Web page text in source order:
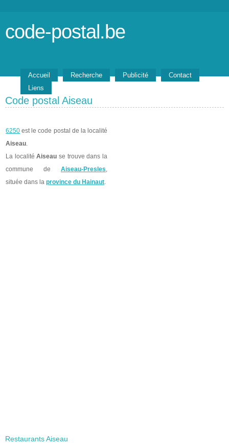
code-postal.be
Accueil Recherche Publicité
Contact
Liens
Code postal Aiseau
6250 est le code postal de la localité
Aiseau.
La localitéAiseau se trouve dans la
commune de Aiseau-Presles,
située dans la province du Hainaut.
Restaurants Aiseau